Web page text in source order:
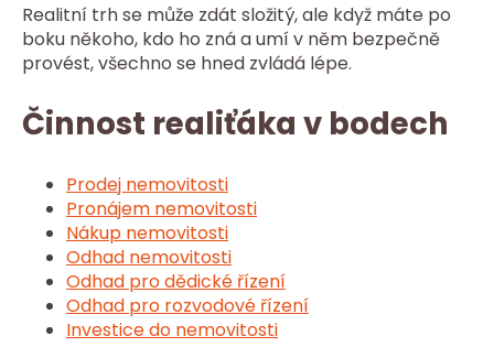
Realitní trh se může zdát složitý, ale když máte po
boku někoho, kdo ho zná a umí v něm bezpečně
provést, všechno se hned zvládá lépe.
Činnost realiťáka v bodech
Prodej nemovitosti
Pronájem nemovitosti
Nákup nemovitosti
Odhad nemovitosti
Odhad pro dědické řízení
Odhad pro rozvodové řízení
Investice do nemovitosti